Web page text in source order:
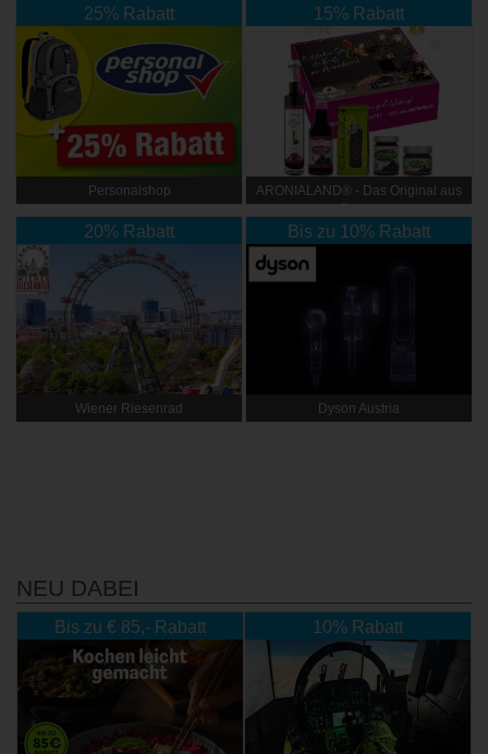
25% Rabatt
Personalshop
15% Rabatt
ARONIALAND® - Das Original aus
20% Rabatt
Wiener Riesenrad
Bis zu 10% Rabatt
Dyson Austria
NEU DABEI
Bis zu € 85,- Rabatt 10% Rabatt